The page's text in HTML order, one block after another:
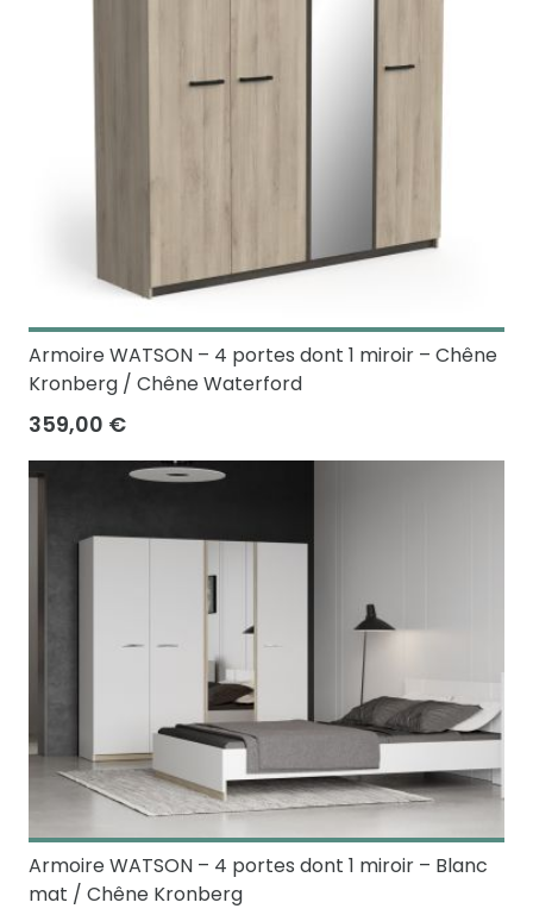
Armoire WATSON – 4 portes dont 1 miroir – Chêne
Kronberg / Chêne Waterford
359,00 €
Armoire WATSON – 4 portes dont 1 miroir – Blanc
mat / Chêne Kronberg